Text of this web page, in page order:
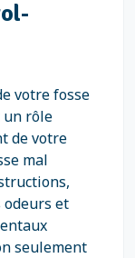
votre fosse
un rôle
de votre
mal
odeurs et
seulement